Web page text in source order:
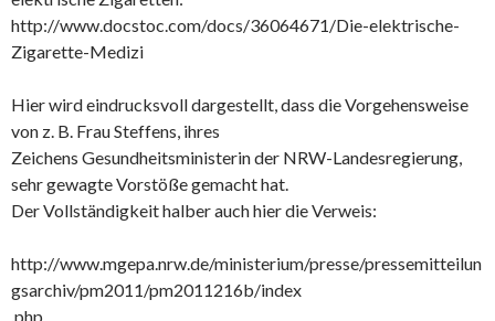
http://www.docstoc.com/docs/36064671/Die-elektrische-
Zigarette-Medizi
Hier wird eindrucksvoll dargestellt, dass die Vorgehensweise
von z. B. Frau Steffens, ihres
Zeichens Gesundheitsministerin der NRW-Landesregierung,
sehr gewagte Vorstöße gemacht hat.
Der Vollständigkeit halber auch hier die Verweis:
http://www.mgepa.nrw.de/ministerium/presse/pressemitteilun
gsarchiv/pm2011/pm2011216b/index
.php